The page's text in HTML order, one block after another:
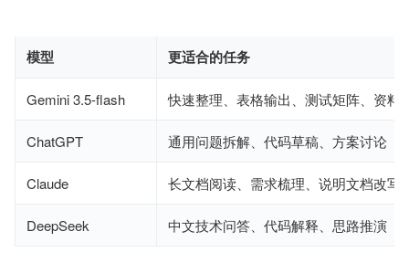
模型 更适合的任务
Gemini 3.5-flash 快速整理、表格输出、测试矩阵、资料
ChatGPT 通用问题拆解、代码草稿、方案讨论
Claude 长文档阅读、需求梳理、说明文档改写
DeepSeek 中文技术问答、代码解释、思路推演